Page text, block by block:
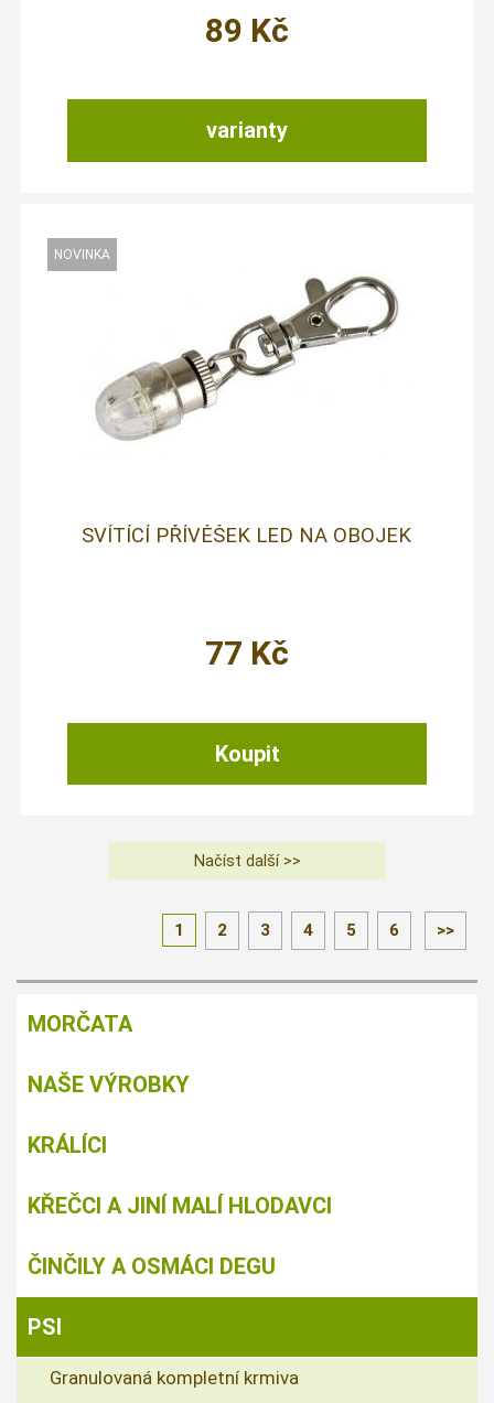
varianty
89 Kč
SVÍTÍCÍ PŘÍVĚŠEK LED NA OBOJEK
77 Kč
1 2 3 4 5 6 >>
MORČATA
NAŠE VÝROBKY
KRÁLÍCI
KŘEČCI A JINÍ MALÍ HLODAVCI
ČINČILY A OSMÁCI DEGU
PSI
Granulovaná kompletní krmiva